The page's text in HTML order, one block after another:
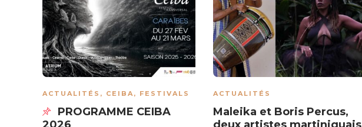
ACTUALITÉS , CEIBA, FESTIVALS
PROGRAMME CEIBA
ACTUALITÉS
Maleika et Boris Percus,